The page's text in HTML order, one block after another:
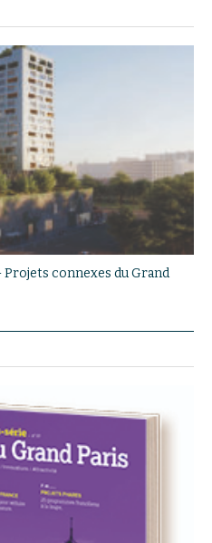
Projets connexes du Grand